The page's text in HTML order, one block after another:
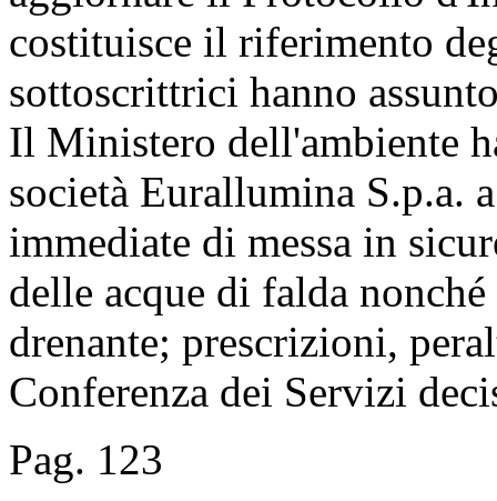
costituisce il riferimento
sottoscrittrici hanno
Il Ministero dell'ambiente
società Eurallumina S.p.a.
immediate di messa in
delle acque di falda
drenante; prescrizioni,
Conferenza dei Servizi
Pag. 123